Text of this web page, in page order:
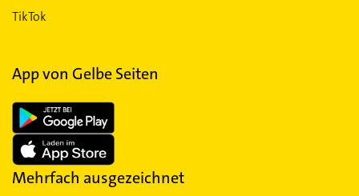
TikTok
App von Gelbe Seiten
Mehrfach ausgezeichnet